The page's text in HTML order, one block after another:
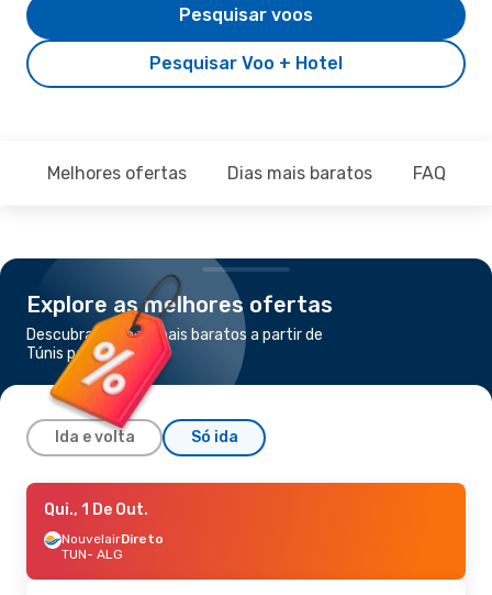
Pesquisar Voo + Hotel
Pesquisar voos
Melhores ofertas Dias mais baratos FAQ
Explore as melhores ofertas
Descubra os voos mais baratos a partir de
Túnis para Argel
Ida e volta Só ida
Qui., 1 De Out.
Air AlgerieDireto
TUN- ALG
ALG- TUN
Qui., 1 De Out.
NouvelairDireto
TUN- ALG